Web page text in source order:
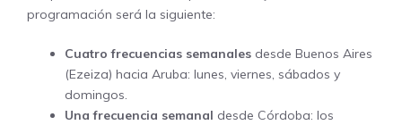
programación será la siguiente:
Cuatro frecuencias semanales desde Buenos Aires
(Ezeiza) hacia Aruba: lunes, viernes, sábados y
domingos.
Una frecuencia semanal desde Córdoba: los